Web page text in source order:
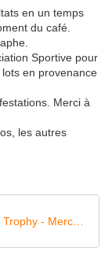
en un temps
du café.
Sportive pour
en provenance
Merci à
les autres